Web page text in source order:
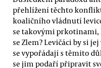
přehlížení těchto
koaličního vládnutí
se takovými prkotinami,
se Zlem? Levičáci by si
se vypořádají s těmito
se jim podaří připravit